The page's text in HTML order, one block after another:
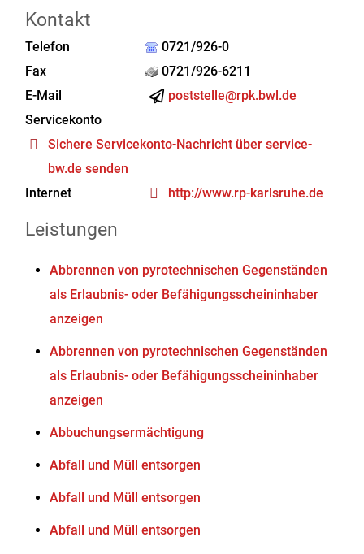
Kontakt
Telefon
0721/926-0
Fax
0721/926-6211
E-Mail
poststelle@rpk.bwl.de
Servicekonto
Sichere Servicekonto-Nachricht über service-
bw.de senden
Internet
http://www.rp-karlsruhe.de
Leistungen
Abbrennen von pyrotechnischen Gegenständen
als Erlaubnis- oder Befähigungsscheininhaber
anzeigen
Abbrennen von pyrotechnischen Gegenständen
als Erlaubnis- oder Befähigungsscheininhaber
anzeigen
Abbuchungsermächtigung
Abfall und Müll entsorgen
Abfall und Müll entsorgen
Abfall und Müll entsorgen